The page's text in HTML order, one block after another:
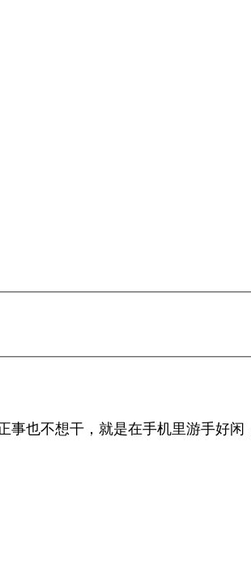
也不想干，就是在手机里游手好闲